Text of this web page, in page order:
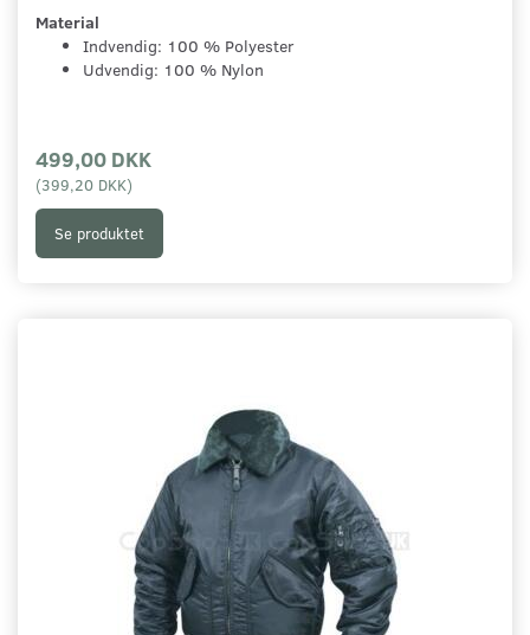
Material
Indvendig: 100 % Polyester
Udvendig: 100 % Nylon
499,00 DKK
(399,20 DKK)
Se produktet